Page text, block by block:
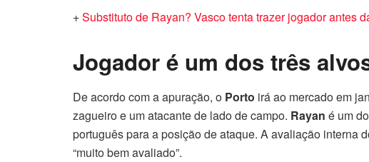
+Substituto de Rayan? Vasco tenta trazer jogador antes
Jogador é um dos três
De acordo com a apuração, o Porto irá ao mercado em
zagueiro e um atacante de lado de campo. Rayan é um
português para a posição de ataque. A avaliação interna
“muito bem avaliado”.